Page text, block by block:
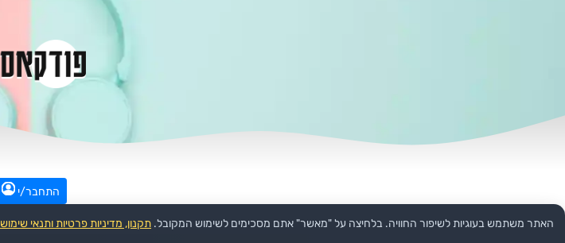
התחבר/י
האתר משתמש בעוגיות לשיפור החוויה. בלחיצה על "מאשר" אתם מסכימים לשימוש המקובל. תקנון, מדיניות פרטיות ותנאי שימוש